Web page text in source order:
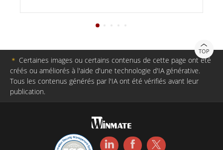
TOP
＊ Certaines images ou certains contenus de cette page ont été
créés ou améliorés à l'aide d'une technologie d'IA générative.
Tous les contenus générés par l'IA ont été vérifiés avant leur
publication.